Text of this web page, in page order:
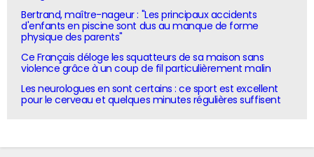
Bertrand, maître-nageur : "Les principaux accidents
d'enfants en piscine sont dus au manque de forme
physique des parents"
Ce Français déloge les squatteurs de sa maison sans
violence grâce à un coup de fil particulièrement malin
Les neurologues en sont certains : ce sport est excellent
pour le cerveau et quelques minutes régulières suffisent